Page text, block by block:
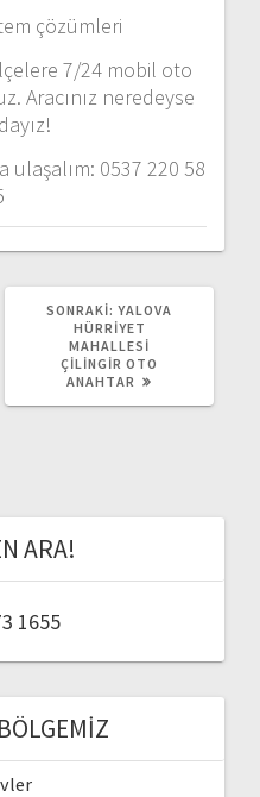
çözümleri
7/24 mobil oto
Aracınız neredeyse
ulaşalım: 0537 220 58
SONRAKI: S
O
N
R
A
YALOVA
HÜRRİYET
MAHALLESİ
ÇİLİNGİR OTO
ANAHTAR
ARA!
1655